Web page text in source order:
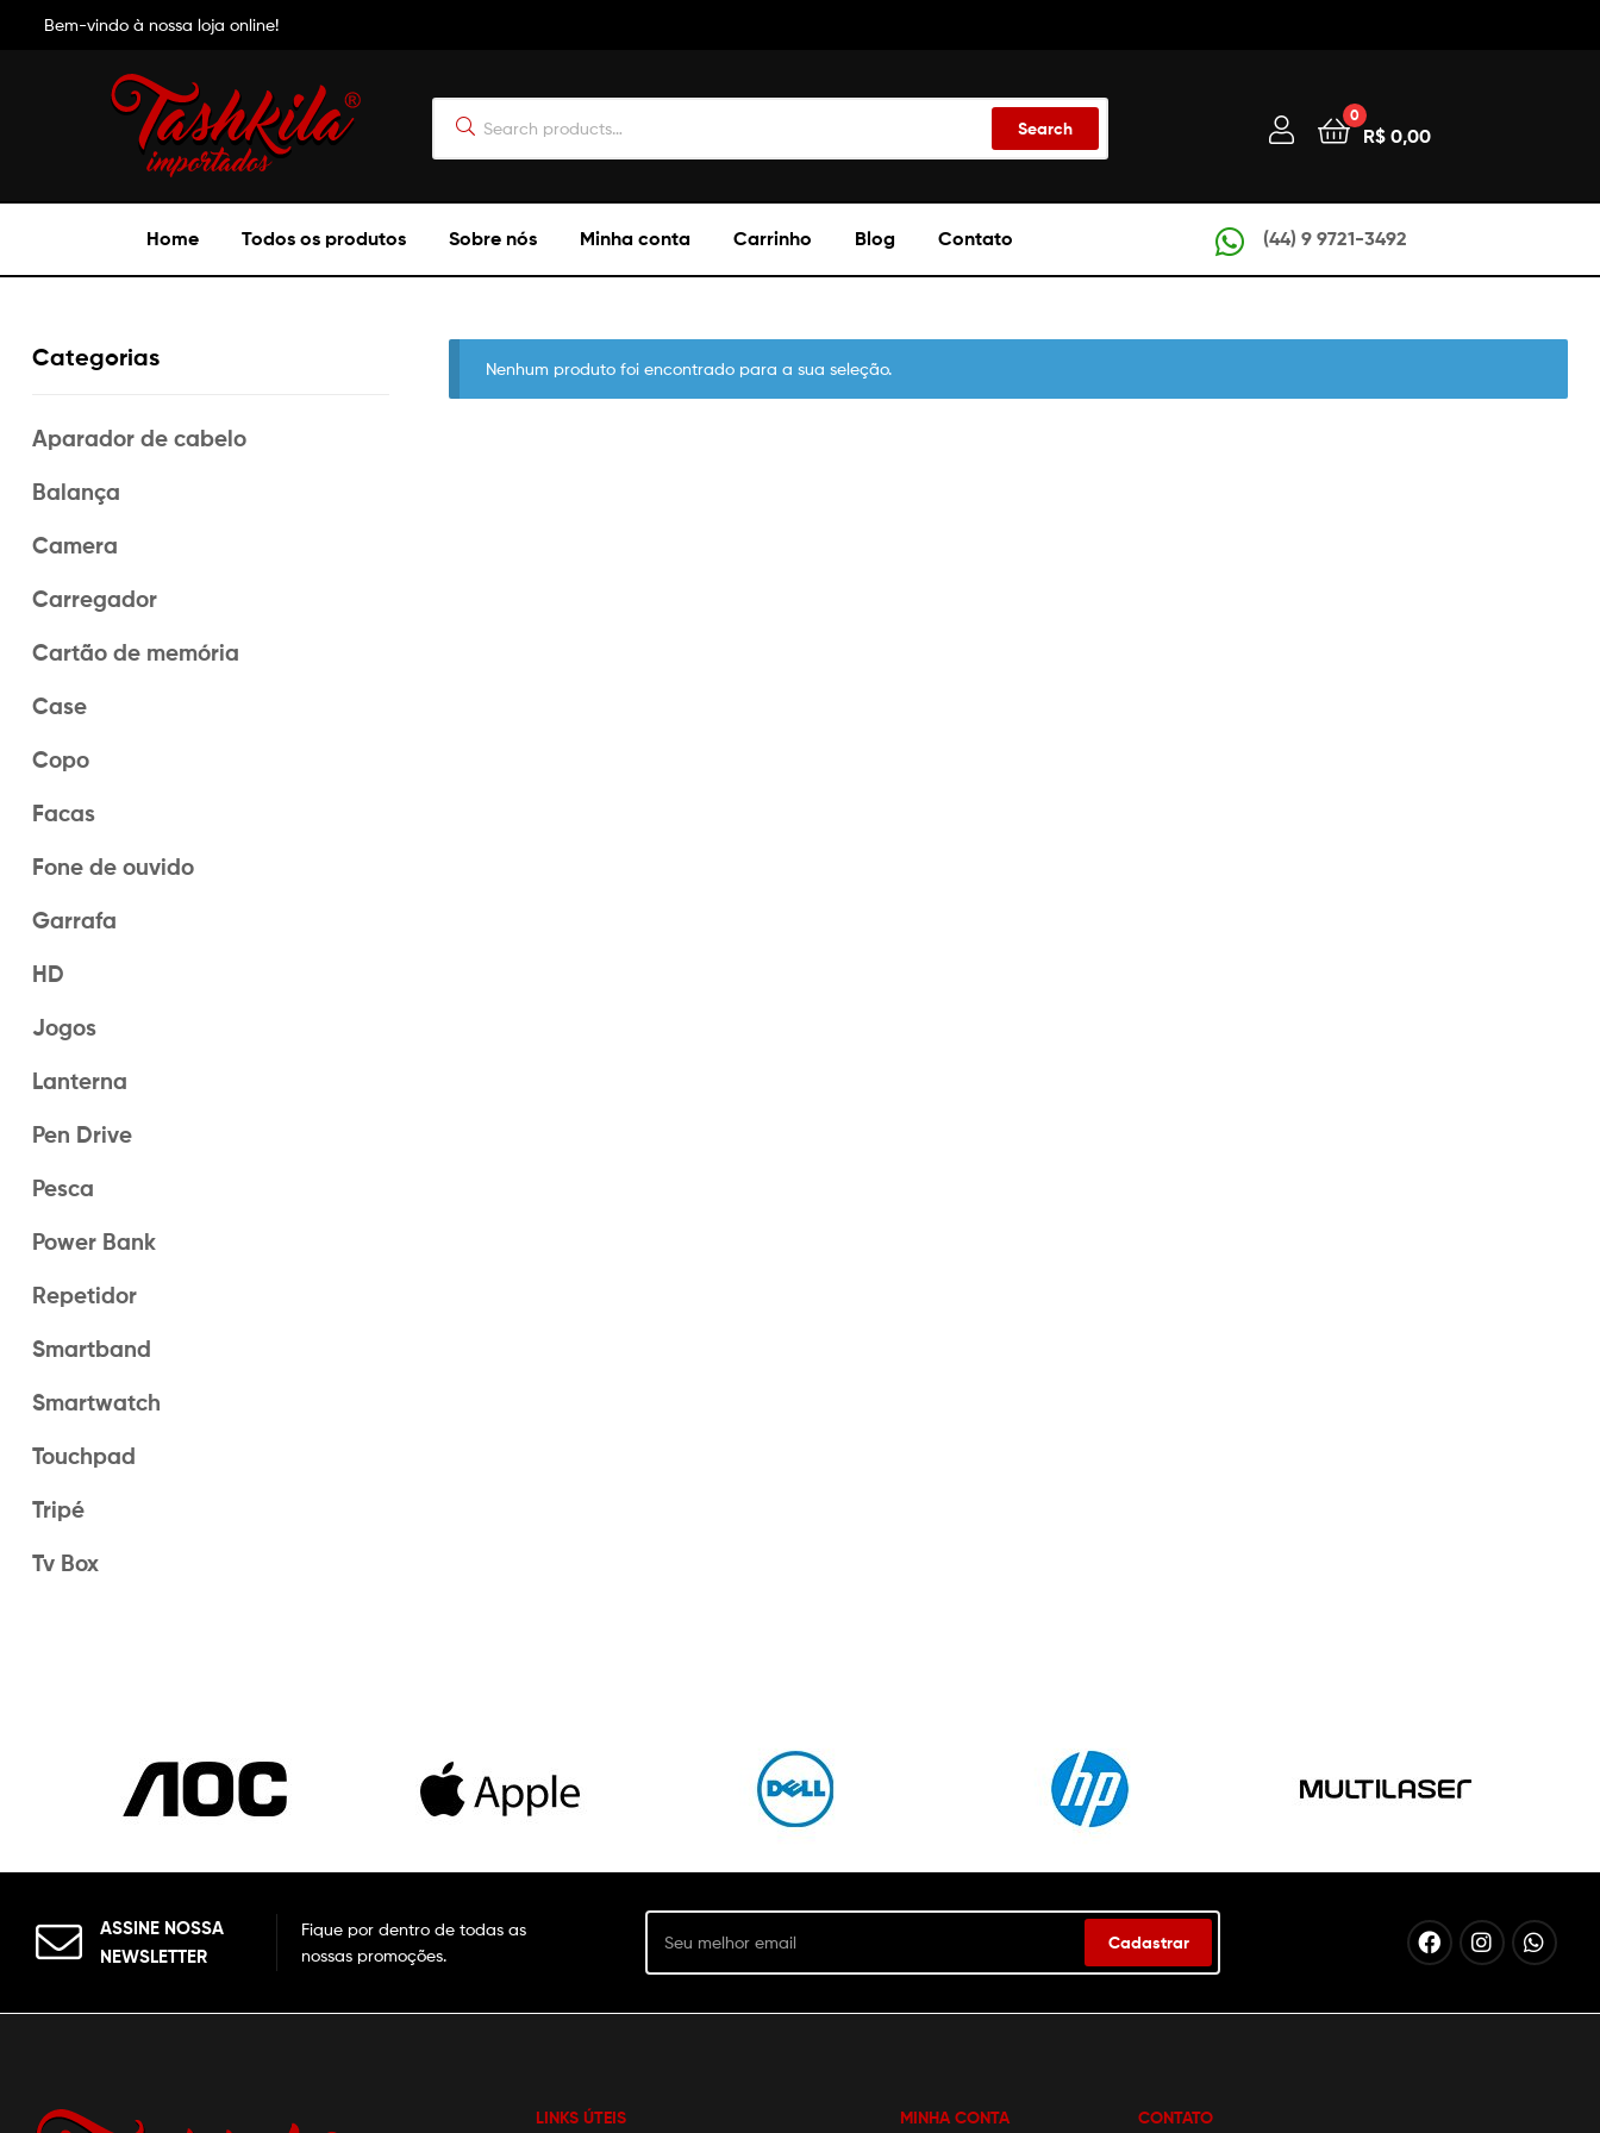
Bem-vindo à nossa loja online!
Tashkila
Importados
Search
0
R$0,00
Home Todos os produtos Sobre nós Minha conta Carrinho Blog Contato (44) 9 9721-3492
Nenhum produto foi encontrado para a sua seleção.
Categorias
Aparador de cabelo
Balança
Camera
Carregador
Cartão de memória
Case
Copo
Facas
Fone de ouvido
Garrafa
HD
Jogos
Lanterna
Pen Drive
Pesca
Power Bank
Repetidor
Smartband
Smartwatch
Touchpad
Tripé
Tv Box
ASSINE NOSSA
NEWSLETTER
Fique por dentro de todas as
nossas promoções.
Cadastrar
LINKS ÚTEIS MINHA CONTA CONTATO